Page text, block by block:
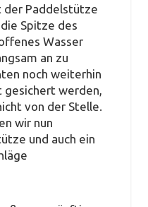
der Paddelstütze
Spitze des
Wasser
an zu
noch weiterhin
werden,
von der Stelle.
wir nun
und auch ein